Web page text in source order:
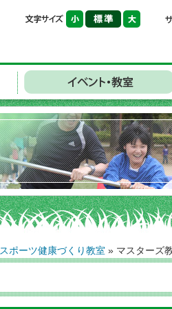
スポーツ健康づくり教室 » マスターズ